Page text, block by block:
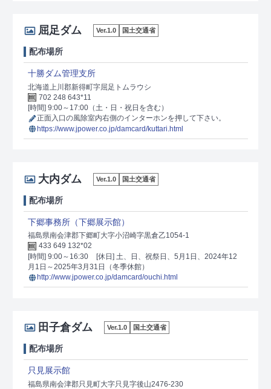
屈足ダム Ver.1.0 国土交通省
配布場所
十勝ダム管理支所
北海道上川郡新得町字屈足トムラウシ
702 248 643*11
[時間] 9:00～17:00（土・日・祝日を含む）
正面入口の風除室内右側のインターホンを押して下さい。
https://www.jpower.co.jp/damcard/kuttari.html
大内ダム Ver.1.0 国土交通省
配布場所
下郷事務所（下郷展示館）
福島県南会津郡下郷町大字小沼崎字黒倉乙1054-1
433 649 132*02
[時間] 9:00～16:30
[休日] 土、日、祝祭日、5月1日、2024年12
月1日～2025年3月31日（冬季休館）
http://www.jpower.co.jp/damcard/ouchi.html
田子倉ダム Ver.1.0 国土交通省
配布場所
只見展示館
福島県南会津郡只見町大字只見字後山2476-230